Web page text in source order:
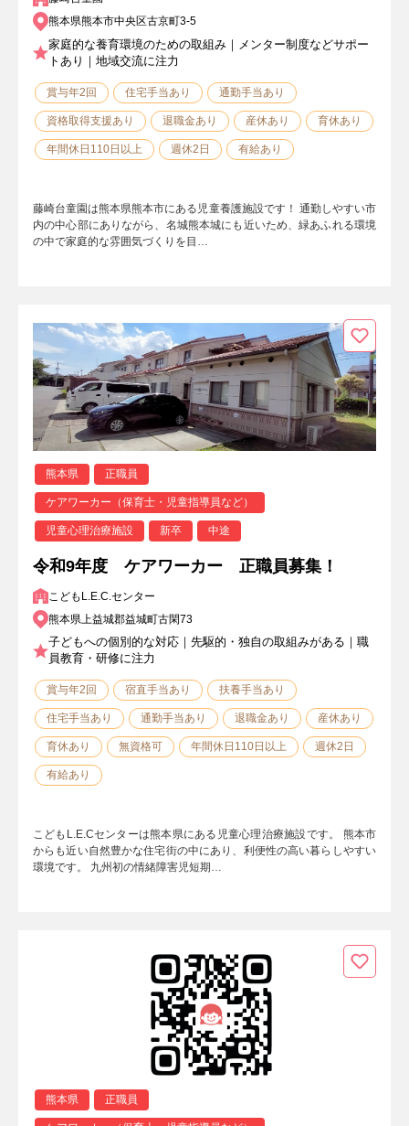
熊本県熊本市中央区古京町3-5
家庭的な養育環境のための取組み｜メンター制度などサポー
トあり｜地域交流に注力
賞与年2回 住宅手当あり 通勤手当あり
資格取得支援あり 退職金あり 産休あり 育休あり
年間休日110日以上 週休2日 有給あり
藤崎台童園は熊本県熊本市にある児童養護施設です！ 通勤しやすい市
内の中心部にありながら、名城熊本城にも近いため、緑あふれる環境
の中で家庭的な雰囲気づくりを目…
熊本県 正職員
ケアワーカー（保育士・児童指導員など）
児童心理治療施設 新卒 中途
令和9年度 ケアワーカー 正職員募集！
こどもL.E.C.センター
熊本県上益城郡益城町古閑73
子どもへの個別的な対応｜先駆的・独自の取組みがある｜職
員教育・研修に注力
賞与年2回 宿直手当あり 扶養手当あり
住宅手当あり 通勤手当あり 退職金あり 産休あり
育休あり 無資格可 年間休日110日以上 週休2日
有給あり
こどもL.E.Cセンターは熊本県にある児童心理治療施設です。 熊本市
からも近い自然豊かな住宅街の中にあり、利便性の高い暮らしやすい
環境です。 九州初の情緒障害児短期…
熊本県 正職員